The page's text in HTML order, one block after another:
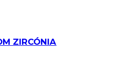
ZIRCÓNIA